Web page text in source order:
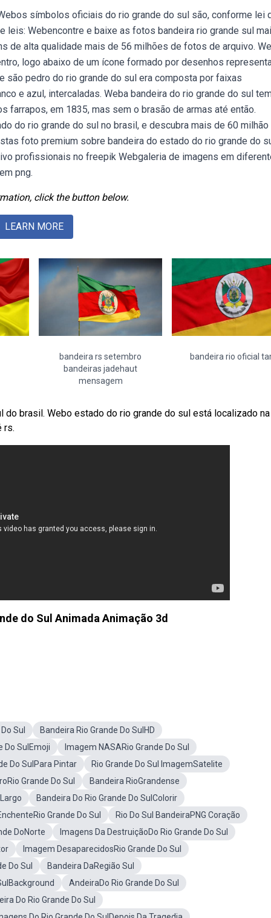
símbolos oficiais do rio grande do sul são, conforme lei
Webencontre e baixe as fotos bandeira rio grande sul
de alta qualidade mais de 56 milhões de fotos de arquivo.
logo abaixo de um ícone formado por desenhos
são pedro do rio grande do sul era composta por faixas
e azul, intercaladas. Weba bandeira do rio grande do sul
farrapos, em 1835, mas sem o brasão de armas até então.
do rio grande do sul no brasil, e descubra mais de 60 milhão
foto premium sobre bandeira do estado do rio grande do
profissionais no freepik Webgaleria de imagens em
png.
click the button below.
LEARN MORE
bandeira rs setembro
bandeiras jadehaut
mensagem
bandeira rio oficial
brasil. Webo estado do rio grande do sul está localizado na
rs.
do Sul Animada Animação 3d
Sul
Bandeira Rio Grande Do SulHD
Do SulEmoji
Imagem NASARio Grande Do Sul
Do SulPara Pintar
Rio Grande Do Sul ImagemSatelite
Grande Do Sul
Bandeira RioGrandense
Bandeira Do Rio Grande Do SulColorir
Grande Do Sul
Rio Do Sul BandeiraPNG Coração
DoNorte
Imagens Da DestruiçãoDo Rio Grande Do Sul
Imagem DesaparecidosRio Grande Do Sul
Do Sul
Bandeira DaRegião Sul
AndeiraDo Rio Grande Do Sul
Do Rio Grande Do Sul